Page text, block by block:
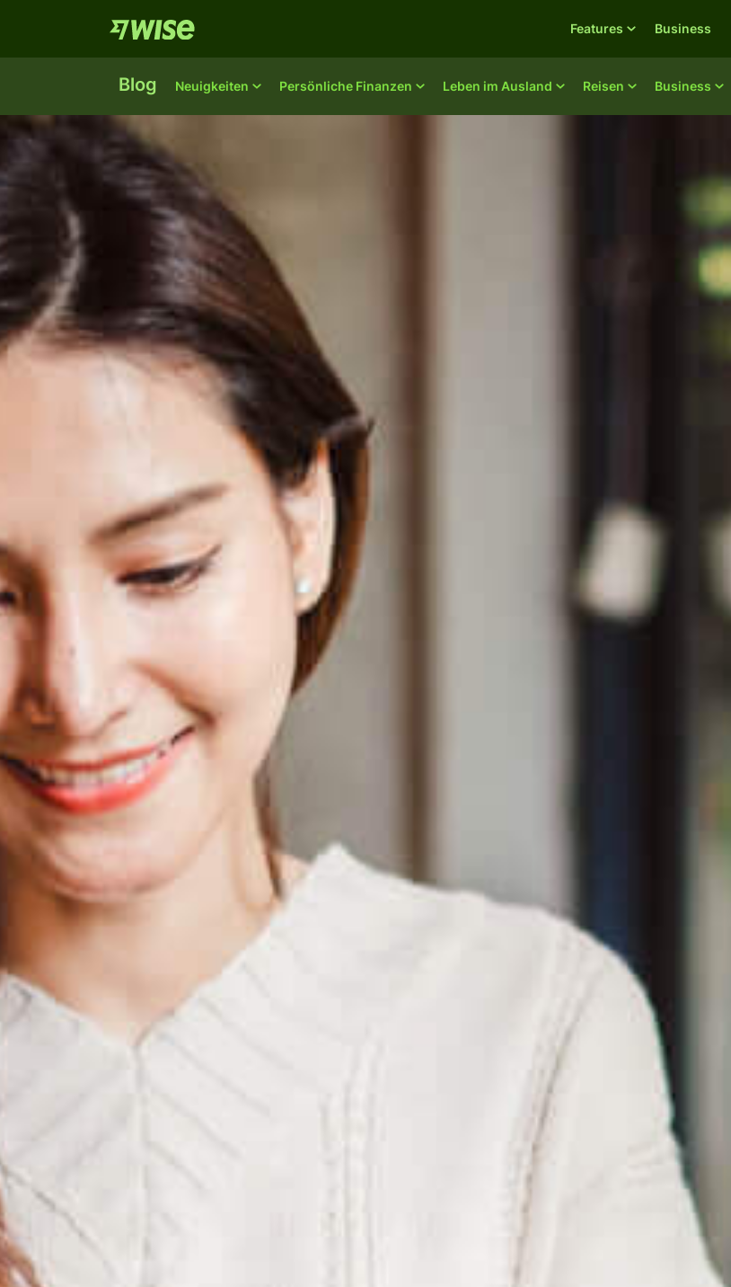
Blog Neuigkeiten Persönliche Finanzen Leben im Ausland Reisen Business
Features Business